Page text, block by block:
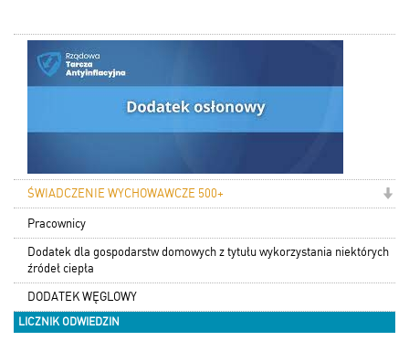
ŚWIADCZENIE WYCHOWAWCZE 500+
Pracownicy
Dodatek dla gospodarstw domowych z tytułu wykorzystania niektórych
źródeł ciepła
DODATEK WĘGLOWY
LICZNIK ODWIEDZIN